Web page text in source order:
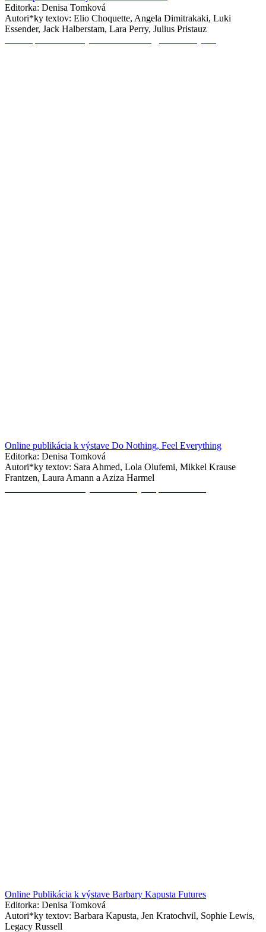
Editorka: Denisa Tomková
Autori*ky textov: Elio Choquette, Angela Dimitrakaki, Luki
Essender, Jack Halberstam, Lara Perry, Julius Pristauz
Online publikácia k výstave Do Nothing, Feel Everything
Editorka: Denisa Tomková
Autori*ky textov: Sara Ahmed, Lola Olufemi, Mikkel Krause
Frantzen, Laura Amann a Aziza Harmel
Online Publikácia k výstave Barbary Kapusta Futures
Editorka: Denisa Tomková
Autori*ky textov: Barbara Kapusta, Jen Kratochvil, Sophie Lewis,
Legacy Russell